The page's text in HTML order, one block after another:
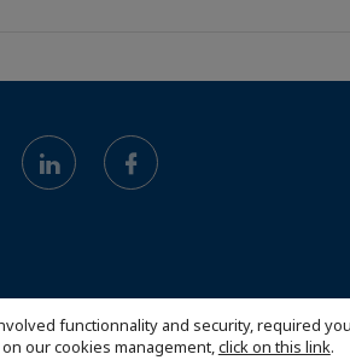
functionnality and security, required
our cookies management,click on this link.